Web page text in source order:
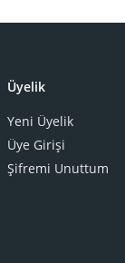
Üyelik
Yeni Üyelik
Üye Girişi
Şifremi Unuttum